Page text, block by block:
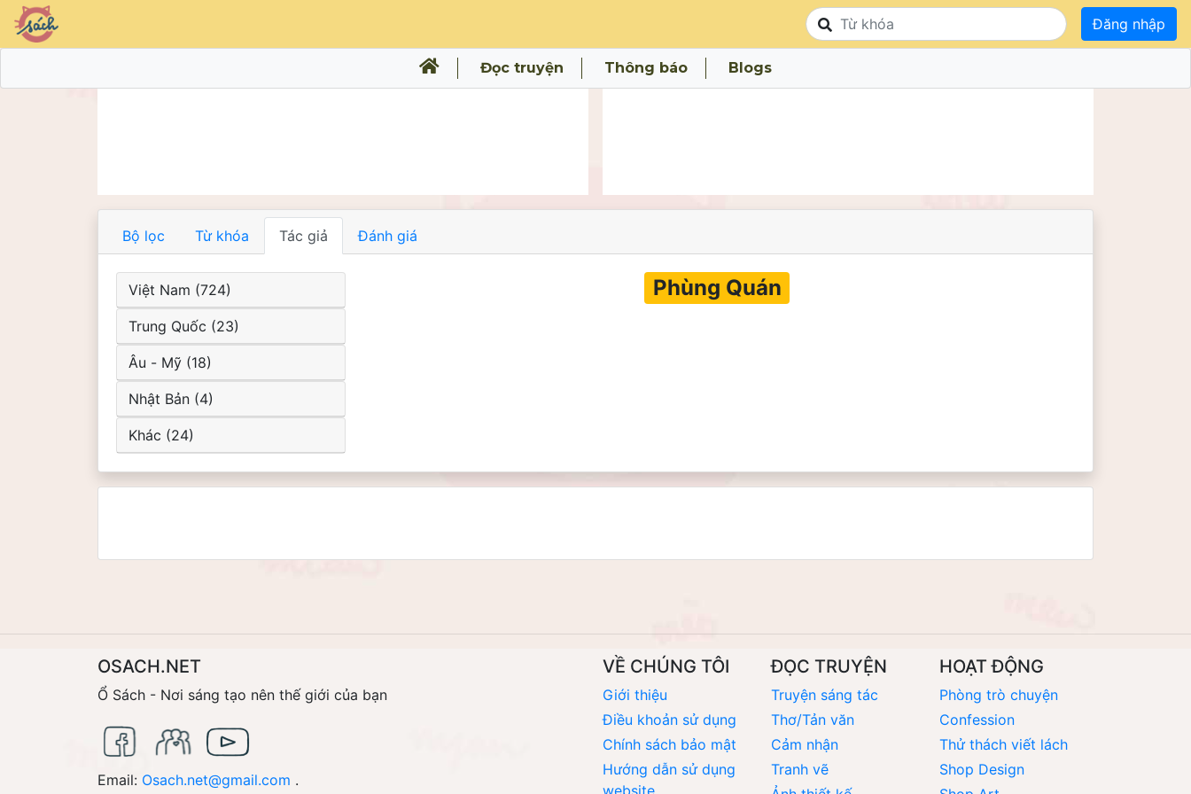
Đăng nhập
Đọc truyện Thông báo Blogs
Bộ lọc Từ khóa Tác giả Đánh giá
Việt Nam (724)
Trung Quốc (23)
Âu - Mỹ (18)
Nhật Bản (4)
Khác (24)
Phùng Quán
OSACH.NET
Ổ Sách - Nơi sáng tạo nên thế giới của bạn
Email: Osach.net@gmail.com .
VỀ CHÚNG TÔI
Giới thiệu
Điều khoản sử dụng
Chính sách bảo mật
Hướng dẫn sử dụng
website
ĐỌC TRUYỆN
Truyện sáng tác
Thơ/Tản văn
Cảm nhận
Tranh vẽ
HOẠT ĐỘNG
Phòng trò chuyện
Confession
Thử thách viết lách
Shop Design